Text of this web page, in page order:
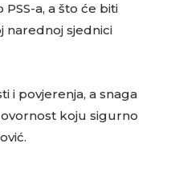
a, a što će biti
narednoj sjednici
i povjerenja, a snaga
koju sigurno